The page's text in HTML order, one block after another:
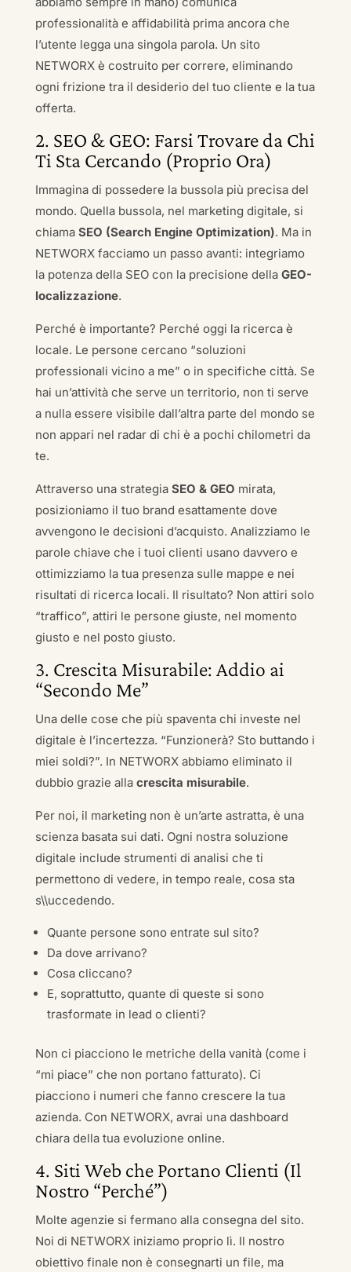
professionalità e affidabilità prima ancora che
l’utente legga una singola parola. Un sito
NETWORX è costruito per correre, eliminando
ogni frizione tra il desiderio del tuo cliente e la tua
offerta.
2. SEO & GEO: Farsi Trovare da Chi
Ti Sta Cercando (Proprio Ora)
Immagina di possedere la bussola più precisa del
mondo. Quella bussola, nel marketing digitale, si
chiama SEO (Search Engine Optimization). Ma in
NETWORX facciamo un passo avanti: integriamo
la potenza della SEO con la precisione della GEO-
localizzazione.
Perché è importante? Perché oggi la ricerca è
locale. Le persone cercano “soluzioni
professionali vicino a me” o in specifiche città. Se
hai un’attività che serve un territorio, non ti serve
a nulla essere visibile dall’altra parte del mondo se
non appari nel radar di chi è a pochi chilometri da
te.
Attraverso una strategia SEO & GEO mirata,
posizioniamo il tuo brand esattamente dove
avvengono le decisioni d’acquisto. Analizziamo le
parole chiave che i tuoi clienti usano davvero e
ottimizziamo la tua presenza sulle mappe e nei
risultati di ricerca locali. Il risultato? Non attiri solo
“traffico”, attiri le persone giuste, nel momento
giusto e nel posto giusto.
3. Crescita Misurabile: Addio ai
“Secondo Me”
Una delle cose che più spaventa chi investe nel
digitale è l’incertezza. “Funzionerà? Sto buttando i
miei soldi?”. In NETWORX abbiamo eliminato il
dubbio grazie alla crescita misurabile.
Per noi, il marketing non è un’arte astratta, è una
scienza basata sui dati. Ogni nostra soluzione
digitale include strumenti di analisi che ti
permettono di vedere, in tempo reale, cosa sta
s\\uccedendo.
Quante persone sono entrate sul sito?
Da dove arrivano?
Cosa cliccano?
E, soprattutto, quante di queste si sono
trasformate in lead o clienti?
Non ci piacciono le metriche della vanità (come i
“mi piace” che non portano fatturato). Ci
piacciono i numeri che fanno crescere la tua
azienda. Con NETWORX, avrai una dashboard
chiara della tua evoluzione online.
4. Siti Web che Portano Clienti (Il
Nostro “Perché”)
Molte agenzie si fermano alla consegna del sito.
Noi di NETWORX iniziamo proprio lì. Il nostro
obiettivo finale non è consegnarti un file, ma